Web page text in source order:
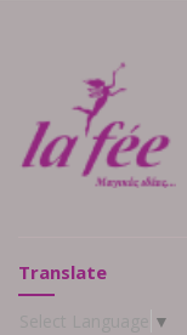
Translate
▼